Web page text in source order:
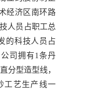
经济区南环路
人员占职工总
的科技人员占
司拥有1条丹
分型造型线，
工艺生产线一